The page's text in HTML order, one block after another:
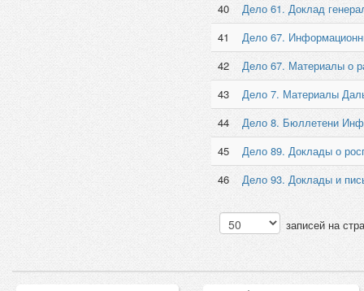
40
Дело 61. Доклад
41
Дело 67.
42
Дело 67. Материалы о
43
Дело 7. Материалы
44
Дело 8. Бюллетени
45
Дело 89. Доклады о
46
Дело 93. Доклады и
записей на